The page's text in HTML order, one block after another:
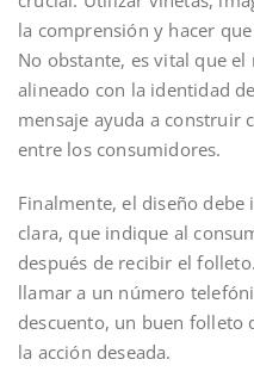
la comprensión y hacer
No obstante, es vital que el
alineado con la identidad
mensaje ayuda a construir
entre los consumidores.
Finalmente, el diseño
clara, que indique al
después de recibir el
llamar a un número
descuento, un buen folleto
la acción deseada.